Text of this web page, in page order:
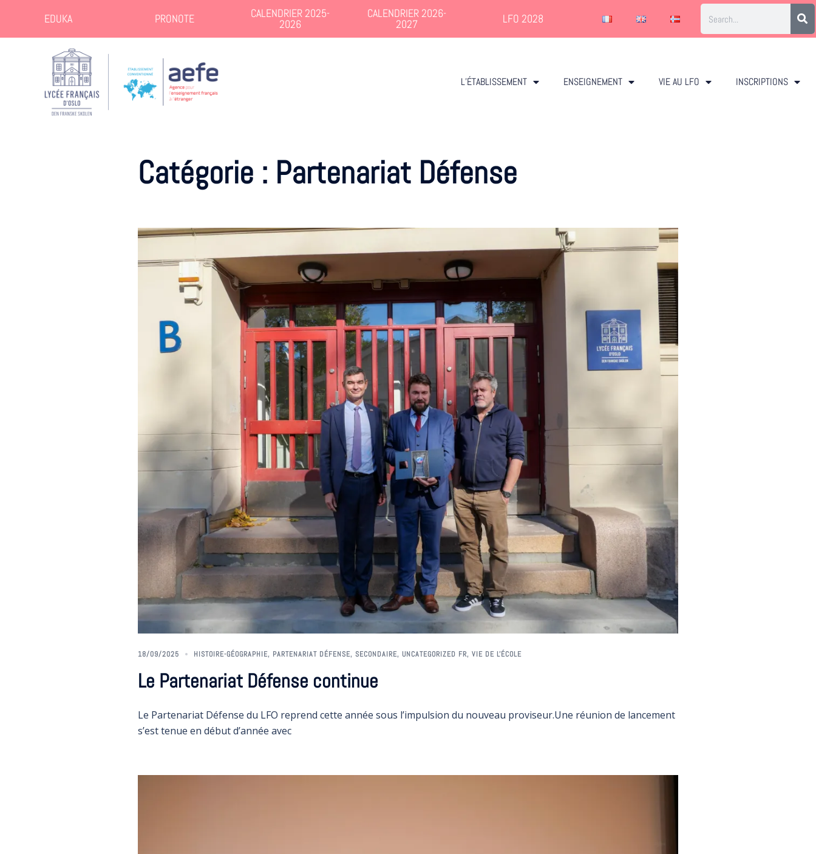
EDUKA PRONOTE CALENDRIER 2025-
2026
CALENDRIER 2026-
2027 LFO 2028
L’ÉTABLISSEMENT ENSEIGNEMENT VIE AU LFO INSCRIPTIONS
Catégorie : Partenariat Défense
18/09/2025 HISTOIRE-GÉOGRAPHIE, PARTENARIAT DÉFENSE, SECONDAIRE, UNCATEGORIZED FR, VIE DE L'ÉCOLE
Le Partenariat Défense continue
Le Partenariat Défense du LFO reprend cette année sous l’impulsion du nouveau proviseur.Une réunion de lancement
s’est tenue en début d’année avec